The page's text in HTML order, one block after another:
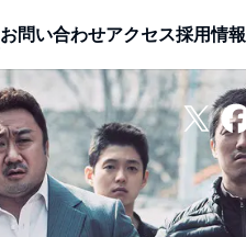
お問い合わせアクセス採用情報